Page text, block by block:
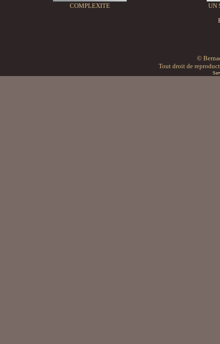
COMPLEXITE
UN
©
Tout droit de